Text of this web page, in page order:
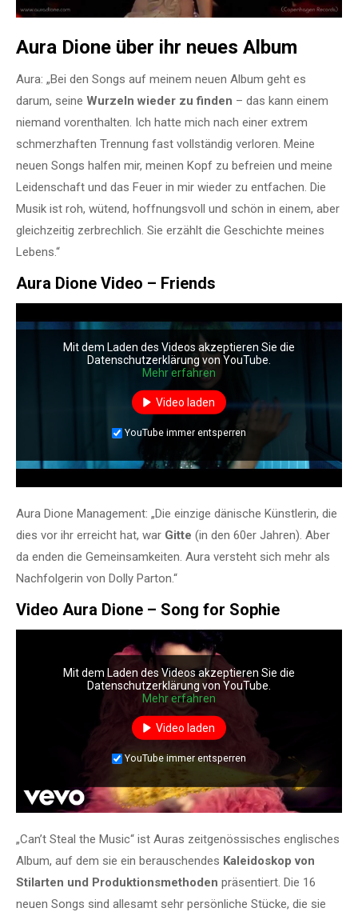
Aura Dione über ihr neues Album
Aura: „Bei den Songs auf meinem neuen Album geht es
darum, seine Wurzeln wieder zu finden – das kann einem
niemand vorenthalten. Ich hatte mich nach einer extrem
schmerzhaften Trennung fast vollständig verloren. Meine
neuen Songs halfen mir, meinen Kopf zu befreien und meine
Leidenschaft und das Feuer in mir wieder zu entfachen. Die
Musik ist roh, wütend, hoffnungsvoll und schön in einem, aber
gleichzeitig zerbrechlich. Sie erzählt die Geschichte meines
Lebens.“
Aura Dione Video – Friends
Mit dem Laden des Videos akzeptieren Sie die
Datenschutzerklärung von YouTube.
Mehr erfahren
Video laden
YouTube immer entsperren
Aura Dione Management: „Die einzige dänische Künstlerin, die
dies vor ihr erreicht hat, war Gitte (in den 60er Jahren). Aber
da enden die Gemeinsamkeiten. Aura versteht sich mehr als
Nachfolgerin von Dolly Parton.“
Video Aura Dione – Song for Sophie
Mit dem Laden des Videos akzeptieren Sie die
Datenschutzerklärung von YouTube.
Mehr erfahren
Video laden
YouTube immer entsperren
„Can’t Steal the Music“ ist Auras zeitgenössisches englisches
Album, auf dem sie ein berauschendes Kaleidoskop von
Stilarten und Produktionsmethoden präsentiert. Die 16
neuen Songs sind allesamt sehr persönliche Stücke, die sie